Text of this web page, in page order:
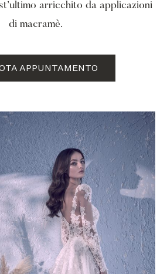
arricchito da applicazioni
di macramè.
APPUNTAMENTO